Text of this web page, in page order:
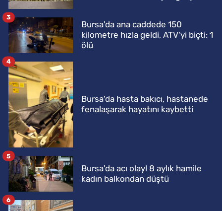
Bursa'da ana caddede 150
kilometre hızla geldi, ATV'yi biçti: 1
ölü
3
Bursa'da hasta bakıcı, hastanede
fenalaşarak hayatını kaybetti
4
Bursa'da acı olay! 8 aylık hamile
kadın balkondan düştü
5
6